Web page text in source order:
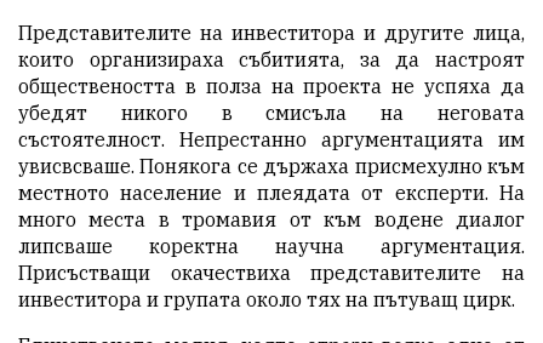
Представителите на инвеститора и другите лица,
които организираха събитията, за да настроят
обществеността в полза на проекта не успяха да
убедят никого в смисъла на неговата
състоятелност. Непрестанно аргументацията им
увисвсваше. Понякога се държаха присмехулно към
местното население и плеядата от експерти. На
много места в тромавия от към водене диалог
липсваше коректна научна аргументация.
Присъстващи окачествиха представителите на
инвеститора и групата около тях на пътуващ цирк.